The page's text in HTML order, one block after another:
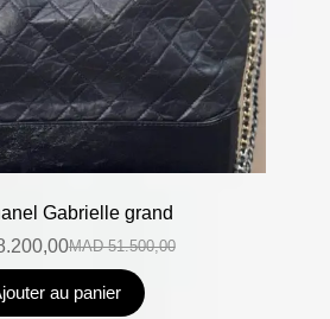
Gabrielle grand
MAD51.500,00
au panier